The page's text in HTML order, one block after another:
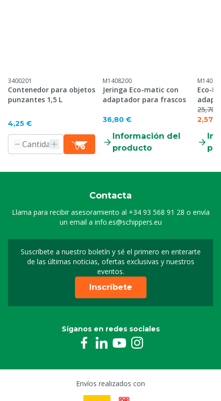
3400201
Contenedor para objetos
punzantes 1,5 L
4,25 €
M1408200
Jeringa Eco-matic con
adaptador para frascos
36,80 €
Información del
producto
Eco-
25,70 €
2,57 €
Contacta
Llama para recibir asesoramiento al +34 93 568 91 28 o envía
un email a info.es@schippers.eu
Suscríbete a nuestro boletín y sé el primero en enterarte
de las últimas noticias, ofertas exclusivas y nuestros
eventos.
Suscripción a nuestro
Inscríbete
Síganos en redes sociales
Envíos realizados con